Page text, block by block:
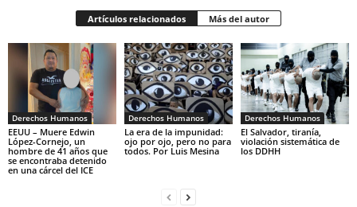
Artículos relacionados Más del autor
Derechos Humanos
EEUU – Muere Edwin
López-Cornejo, un
hombre de 41 años que
se encontraba detenido
en una cárcel del ICE
Derechos Humanos
La era de la impunidad:
ojo por ojo, pero no para
todos. Por Luis Mesina
Derechos Humanos
El Salvador, tiranía,
violación sistemática de
los DDHH